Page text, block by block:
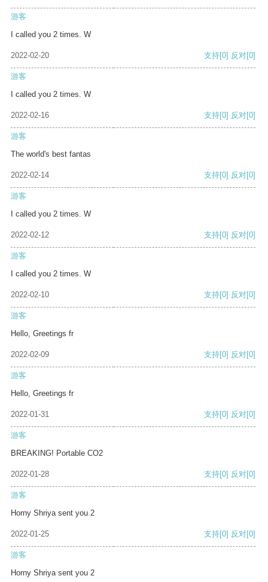
游客
I called you 2 times. W
2022-02-20 支持[0] 反对[0]
游客
I called you 2 times. W
2022-02-16 支持[0] 反对[0]
游客
The world's best fantas
2022-02-14 支持[0] 反对[0]
游客
I called you 2 times. W
2022-02-12 支持[0] 反对[0]
游客
I called you 2 times. W
2022-02-10 支持[0] 反对[0]
游客
Hello, Greetings fr
2022-02-09 支持[0] 反对[0]
游客
Hello, Greetings fr
2022-01-31 支持[0] 反对[0]
游客
BREAKING! Portable CO2
2022-01-28 支持[0] 反对[0]
游客
Horny Shriya sent you 2
2022-01-25 支持[0] 反对[0]
游客
Horny Shriya sent you 2